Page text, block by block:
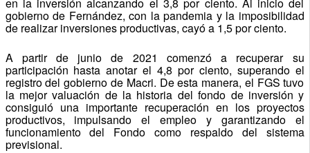
gobierno de Fernández, con la pandemia y la imposibilidad
de realizar inversiones productivas, cayó a 1,5 por ciento.
A partir de junio de 2021 comenzó a recuperar su
participación hasta anotar el 4,8 por ciento, superando el
registro del gobierno de Macri. De esta manera, el FGS tuvo
la mejor valuación de la historia del fondo de inversión y
consiguió una importante recuperación en los proyectos
productivos, impulsando el empleo y garantizando el
funcionamiento del Fondo como respaldo del sistema
previsional.